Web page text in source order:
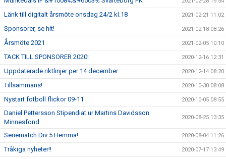
Länk till digitalt årsmöte onsdag 24/2 kl.18 2021-02-21 11:02
Sponsorer, se hit! 2021-02-18 08:26
Årsmöte 2021 2021-02-05 10:10
TACK TILL SPONSORER 2020! 2020-12-16 12:31
Uppdaterade riktlinjer per 14 december 2020-12-14 08:20
Tillsammans! 2020-10-30 08:08
Nystart fotboll flickor 09-11 2020-10-05 08:55
Daniel Pettersson Stipendiat ur Martins Davidsson
Minnesfond
2020-08-25 13:35
Seriematch Div 5 Hemma! 2020-08-04 11:26
Tråkiga nyheter!! 2020-07-17 13:49